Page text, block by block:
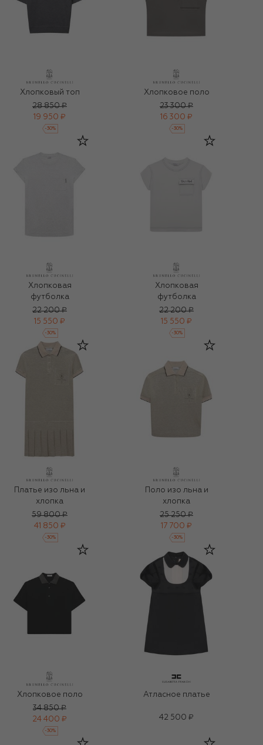
Хлопковый топ
28 850 ₽
19 950 ₽
-30%
Хлопковое поло
23 300 ₽
16 300 ₽
-30%
Хлопковая
футболка
22 200 ₽
15 550 ₽
-30%
Хлопковая
футболка
22 200 ₽
15 550 ₽
-30%
Платье изо льна и
хлопка
59 800 ₽
41 850 ₽
-30%
Поло изо льна и
хлопка
25 250 ₽
17 700 ₽
-30%
Хлопковое поло
34 850 ₽
24 400 ₽
-30%
Атласное платье
42 500 ₽